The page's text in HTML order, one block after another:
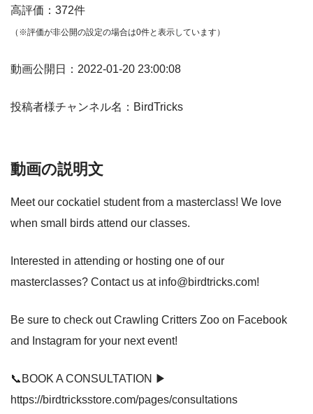
高評価：372件
（※評価が非公開の設定の場合は0件と表示しています）
動画公開日：2022-01-20 23:00:08
投稿者様チャンネル名：BirdTricks
動画の説明文
Meet our cockatiel student from a masterclass! We love
when small birds attend our classes.
Interested in attending or hosting one of our
masterclasses? Contact us at info@birdtricks.com!
Be sure to check out Crawling Critters Zoo on Facebook
and Instagram for your next event!
📞BOOK A CONSULTATION ▶
https://birdtricksstore.com/pages/consultations